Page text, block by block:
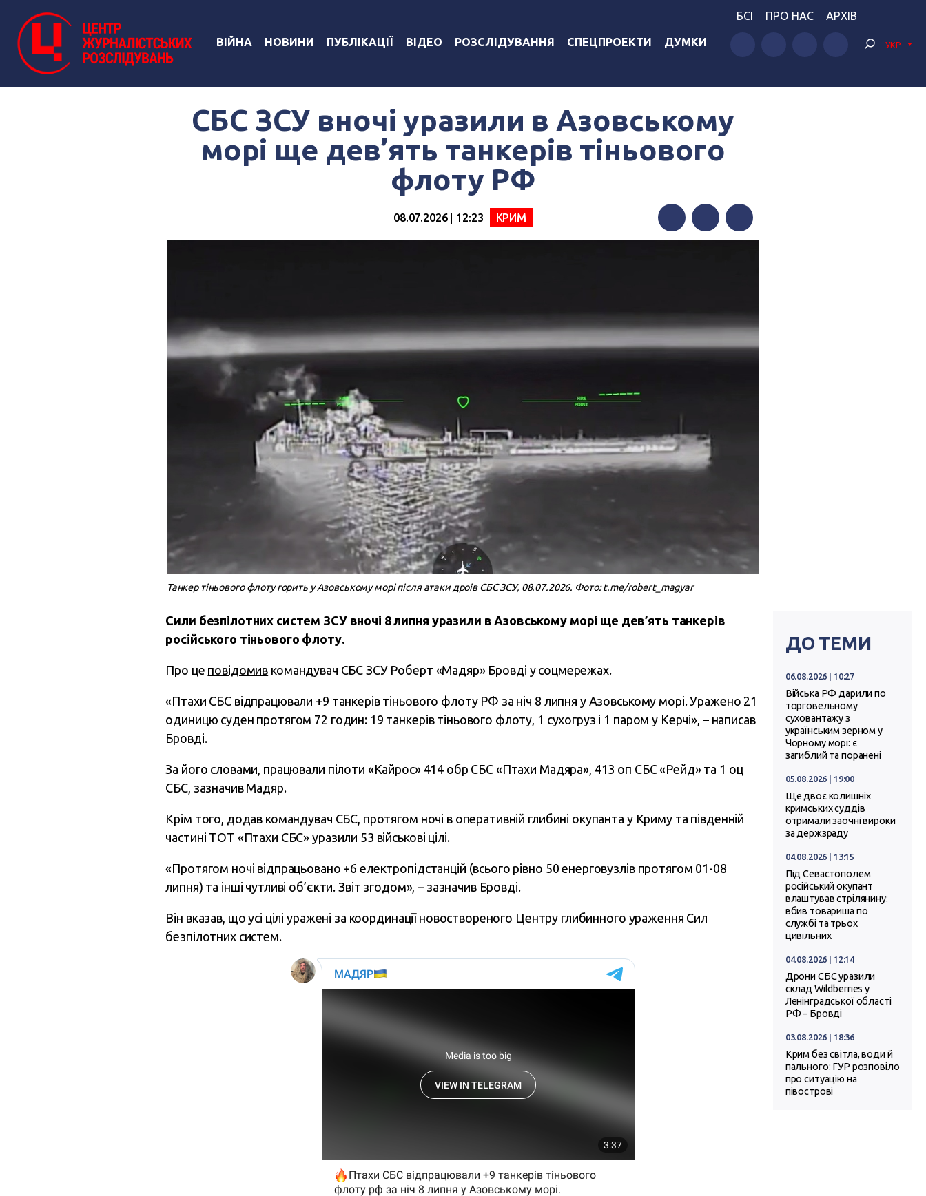
ВІЙНА НОВИНИ ПУБЛІКАЦІЇ ВІДЕО РОЗСЛІДУВАННЯ СПЕЦПРОЕКТИ ДУМКИ
БСІ ПРО НАС АРХІВ
УКР
СБС ЗСУ вночі уразили в Азовському
морі ще дев’ять танкерів тіньового
флоту РФ
08.07.2026 | 12:23 КРИМ
Танкер тіньового флоту горить у Азовському морі після атаки дроів СБС ЗСУ, 08.07.2026. Фото: t.me/robert_magyar
Сили безпілотних систем ЗСУ вночі 8 липня уразили в Азовському морі ще дев’ять танкерів
російського тіньового флоту.
Про це повідомив командувач СБС ЗСУ Роберт «Мадяр» Бровді у соцмережах.
«Птахи СБС відпрацювали +9 танкерів тіньового флоту РФ за ніч 8 липня у Азовському морі. Уражено 21
одиницю суден протягом 72 годин: 19 танкерів тіньового флоту, 1 сухогруз і 1 паром у Керчі», – написав
Бровді.
За його словами, працювали пілоти «Кайрос» 414 обр СБС «Птахи Мадяра», 413 оп СБС «Рейд» та 1 оц
СБС, зазначив Мадяр.
Крім того, додав командувач СБС, протягом ночі в оперативній глибині окупанта у Криму та південній
частині ТОТ «Птахи СБС» уразили 53 військові цілі.
«Протягом ночі відпрацьовано +6 електропідстанцій (всього рівно 50 енерговузлів протягом 01-08
липня) та інші чутливі об’єкти. Звіт згодом», – зазначив Бровді.
Він вказав, що усі цілі уражені за координації новоствореного Центру глибинного ураження Сил
безпілотних систем.
ДО ТЕМИ
06.08.2026 | 10:27
Війська РФ дарили по
торговельному
суховантажу з
українським зерном у
Чорному морі: є
загиблий та поранені
05.08.2026 | 19:00
Ще двоє колишніх
кримських суддів
отримали заочні вироки
за держзраду
04.08.2026 | 13:15
Під Севастополем
російський окупант
влаштував стрілянину:
вбив товариша по
службі та трьох
цивільних
04.08.2026 | 12:14
Дрони СБС уразили
склад Wildberries у
Ленінградської області
РФ – Бровді
03.08.2026 | 18:36
Крим без світла, води й
пального: ГУР розповіло
про ситуацію на
півострові